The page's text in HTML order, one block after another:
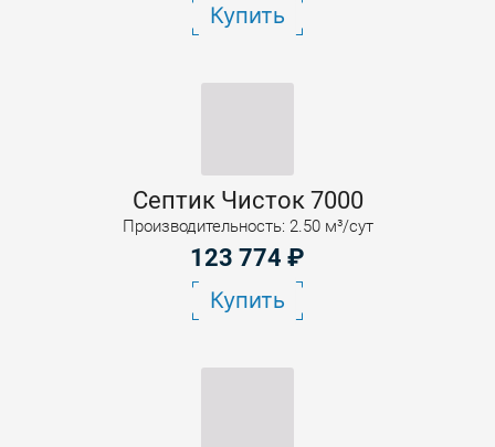
Купить
Септик Чисток 7000
Производительность: 2.50 м³/сут
123 774 ₽
Купить